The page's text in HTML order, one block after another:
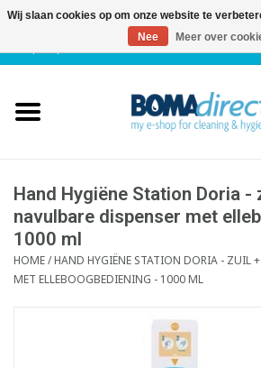
Klantenservice
Blog
Hand Hygiëne Station Doria -
navulbare dispenser met
1000 ml
HOME/HAND HYGIËNE STATION DORIA - ZUIL +
MET ELLEBOOGBEDIENING - 1000 ML
Wij slaan cookies op om onze website te
Nee
Meer over